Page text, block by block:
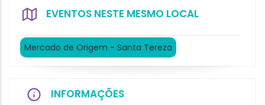
EVENTOS NESTE MESMO LOCAL
Mercado de Origem - Santa Tereza
INFORMAÇÕES